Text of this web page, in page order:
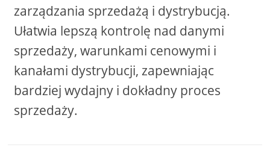
zarządzania sprzedażą i dystrybucją.
Ułatwia lepszą kontrolę nad danymi
sprzedaży, warunkami cenowymi i
kanałami dystrybucji, zapewniając
bardziej wydajny i dokładny proces
sprzedaży.